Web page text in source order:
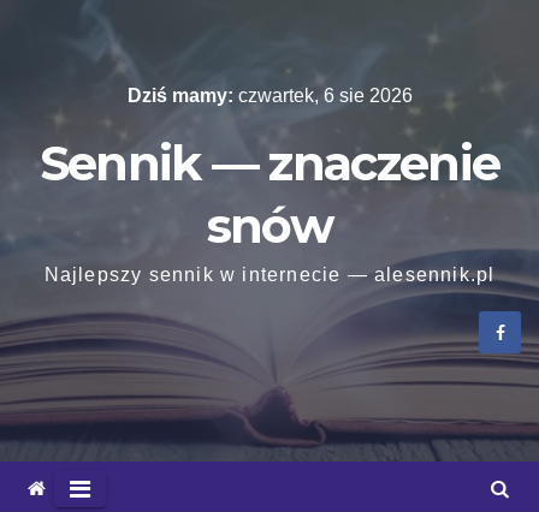
Dziś mamy: czwartek, 6 sie 2026
Sennik — znaczenie
snów
Najlepszy sennik w internecie — alesennik.pl